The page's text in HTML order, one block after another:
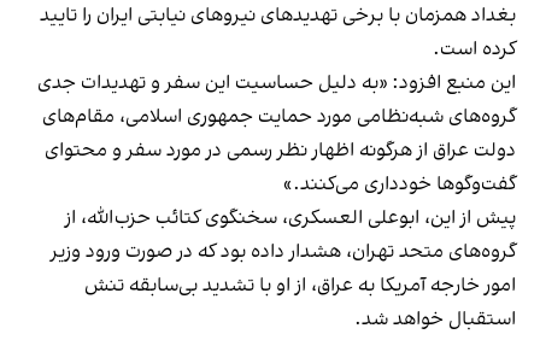
بغداد همزمان با برخی تهدیدهای نیروهای نیابتی ایران را تایید
کرده است.
این منبع افزود: «به دلیل حساسیت این سفر و تهدیدات جدی
گروه‌های شبه‌نظامی مورد حمایت جمهوری اسلامی، مقام‌های
دولت عراق از هرگونه اظهار نظر رسمی در مورد سفر و محتوای
گفت‌وگوها خودداری می‌کنند.»
پیش از این، ابوعلی العسکری، سخنگوی کتائب حزب‌الله، از
گروه‌های متحد تهران، هشدار داده بود که در صورت ورود وزیر
امور خارجه آمریکا به عراق، از او با تشدید بی‌سابقه تنش
استقبال خواهد شد.